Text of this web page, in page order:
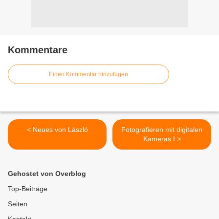
Kommentare
Einen Kommentar hinzufügen
< Neues von László
Fotografieren mit digitalen
Kameras I >
Gehostet von Overblog
Top-Beiträge
Seiten